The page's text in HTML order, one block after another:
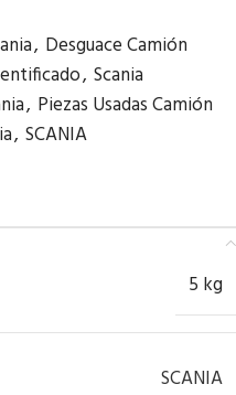
, Desguace Camión
, Scania
, Piezas Usadas Camión
, SCANIA
5 kg
SCANIA